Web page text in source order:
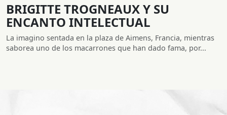
BRIGITTE TROGNEAUX Y SU
ENCANTO INTELECTUAL
La imagino sentada en la plaza de Aimens, Francia, mientras
saborea uno de los macarrones que han dado fama, por...